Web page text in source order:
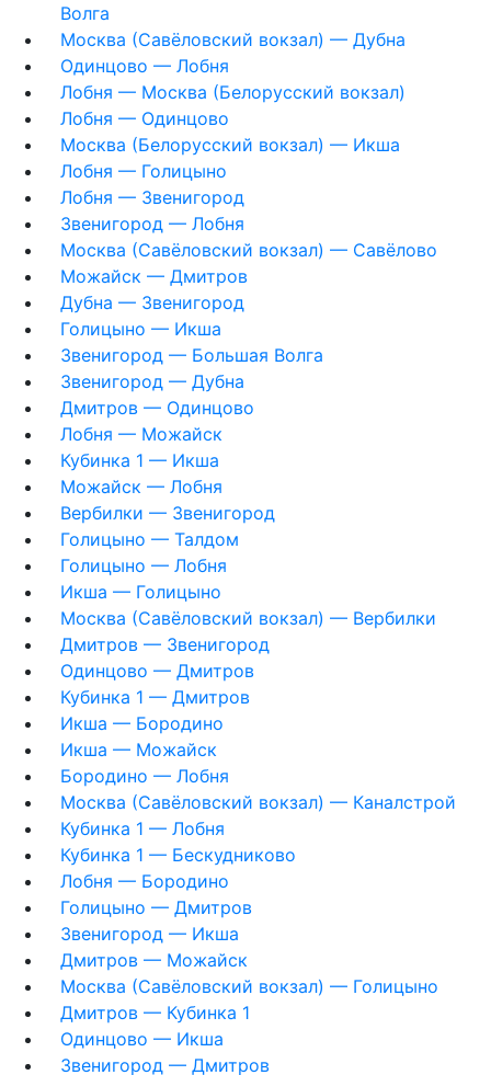
Волга
Москва (Савёловский вокзал) — Дубна
Одинцово — Лобня
Лобня — Москва (Белорусский вокзал)
Лобня — Одинцово
Москва (Белорусский вокзал) — Икша
Лобня — Голицыно
Лобня — Звенигород
Звенигород — Лобня
Москва (Савёловский вокзал) — Савёлово
Можайск — Дмитров
Дубна — Звенигород
Голицыно — Икша
Звенигород — Большая Волга
Звенигород — Дубна
Дмитров — Одинцово
Лобня — Можайск
Кубинка 1 — Икша
Можайск — Лобня
Вербилки — Звенигород
Голицыно — Талдом
Голицыно — Лобня
Икша — Голицыно
Москва (Савёловский вокзал) — Вербилки
Дмитров — Звенигород
Одинцово — Дмитров
Кубинка 1 — Дмитров
Икша — Бородино
Икша — Можайск
Бородино — Лобня
Москва (Савёловский вокзал) — Каналстрой
Кубинка 1 — Лобня
Кубинка 1 — Бескудниково
Лобня — Бородино
Голицыно — Дмитров
Звенигород — Икша
Дмитров — Можайск
Москва (Савёловский вокзал) — Голицыно
Дмитров — Кубинка 1
Одинцово — Икша
Звенигород — Дмитров